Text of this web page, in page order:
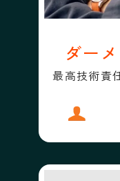
ダー
最高技術責